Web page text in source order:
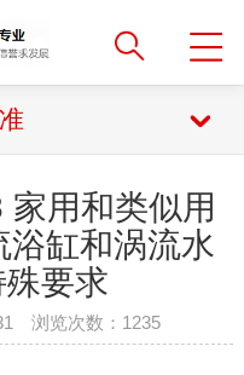
用和类似用
浴缸和涡流水
要求
浏览次数： 1235